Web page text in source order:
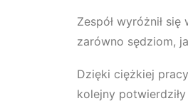
Zespół wyróżnił
zarówno sędziom,
Dzięki ciężkiej
kolejny